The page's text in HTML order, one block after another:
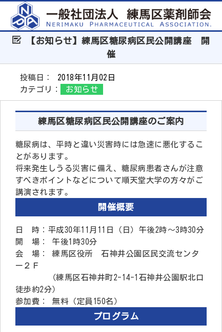
【お知らせ】練馬区糖尿病区民公開講座 開
催
投稿日：
2018年11月02日
カテゴリ：
お知らせ
練馬区糖尿病区民公開講座のご案内
糖尿病は、平時と違い災害時には急速に悪化するこ
とがあります。
将来発生しうる災害に備え、糖尿病患者さんが注意
すべきポイントなどについて順天堂大学の方々がご
講演されます。
開催概要
日 時：平成30年11月11日（日）午後2時～3時30分
開 場： 午後1時30分
会 場： 練馬区役所 石神井公園区民交流センタ
ー２Ｆ
（練馬区石神井町2-14-1石神井公園駅北口
徒歩約2分）
参加費： 無料（定員150名）
プログラム